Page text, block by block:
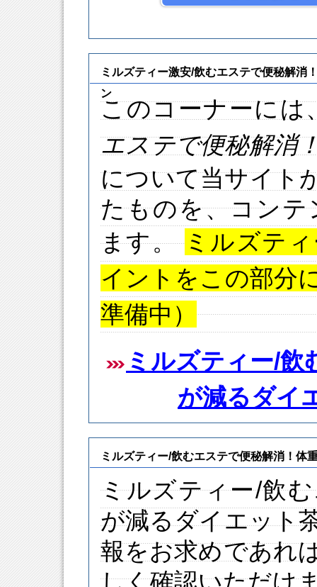
ミルズティー激安/飲むエステで便秘解消
ン
このコーナーには
エステで便秘解消
について当サイト
たものを、コン
ます。 ミルズテ
イントをこの部分
準備中）
ミルズティー/飲
が減るダイ
ミルズティー/飲むエステで便秘解消！体
ミルズティー/飲
が減るダイエット
報をお求めであれ
しく確認いただけ